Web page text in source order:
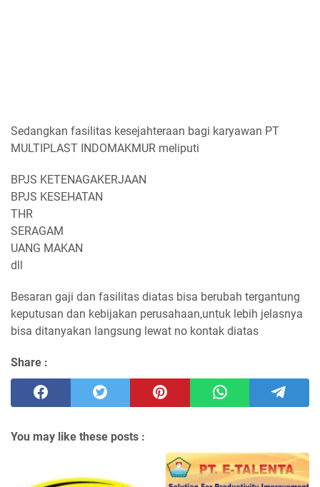
Sedangkan fasilitas kesejahteraan bagi karyawan PT
MULTIPLAST INDOMAKMUR meliputi
BPJS KETENAGAKERJAAN
BPJS KESEHATAN
THR
SERAGAM
UANG MAKAN
dll
Besaran gaji dan fasilitas diatas bisa berubah tergantung
keputusan dan kebijakan perusahaan,untuk lebih jelasnya
bisa ditanyakan langsung lewat no kontak diatas
Share :
You may like these posts :